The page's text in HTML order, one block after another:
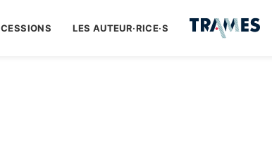
CESSIONS LES AUTEUR·RICE·S